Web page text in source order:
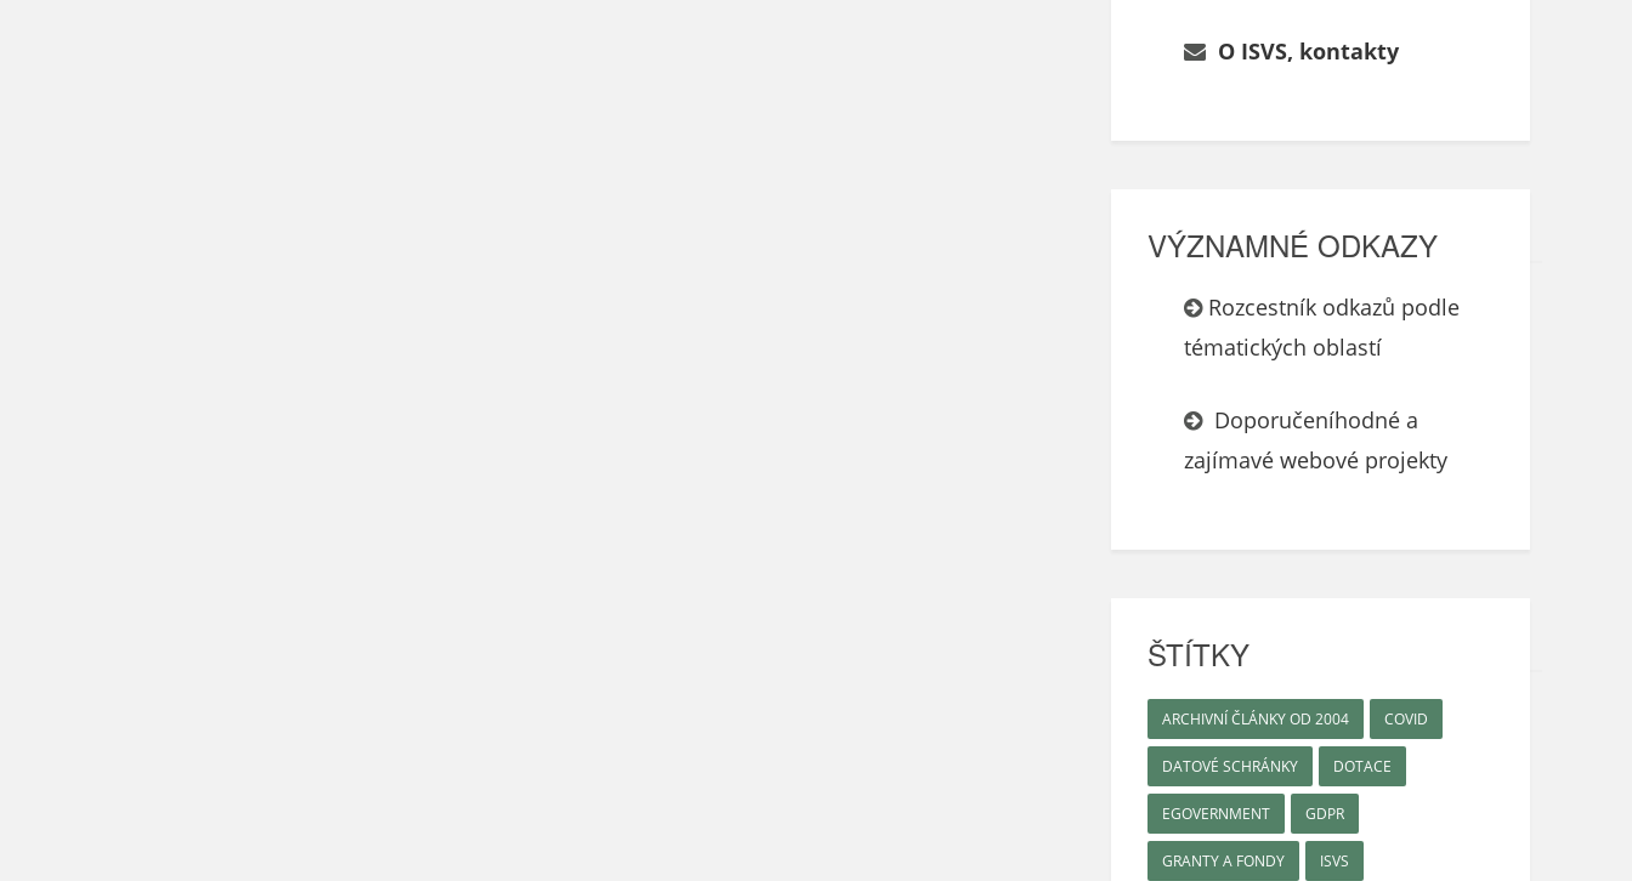
O ISVS, kontakty
VÝZNAMNÉ ODKAZY
Rozcestník odkazů podle
tématických oblastí
Doporučeníhodné a
zajímavé webové projekty
ŠTÍTKY
ARCHIVNÍ ČLÁNKY OD 2004 COVID
DATOVÉ SCHRÁNKY DOTACE
EGOVERNMENT GDPR
GRANTY A FONDY ISVS